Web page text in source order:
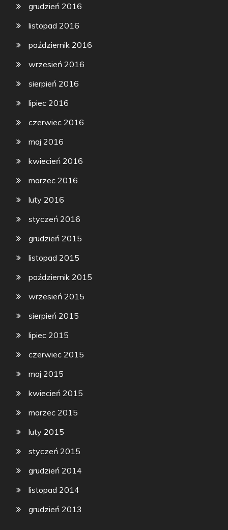
grudzień 2016
listopad 2016
październik 2016
wrzesień 2016
sierpień 2016
lipiec 2016
czerwiec 2016
maj 2016
kwiecień 2016
marzec 2016
luty 2016
styczeń 2016
grudzień 2015
listopad 2015
październik 2015
wrzesień 2015
sierpień 2015
lipiec 2015
czerwiec 2015
maj 2015
kwiecień 2015
marzec 2015
luty 2015
styczeń 2015
grudzień 2014
listopad 2014
grudzień 2013